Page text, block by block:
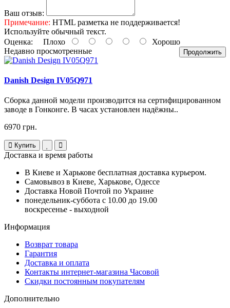
Ваш отзыв:
Примечание: HTML разметка не поддерживается!
Используйте обычный текст.
Оценка: Плохо Хорошо
Продолжить
Недавно просмотренные
Danish Design IV05Q971
Сборка данной модели производится на сертифицированном
заводе в Гонконге. В часах установлен надёжны..
6970 грн.
Купить
Доставка и время работы
В Киеве и Харькове бесплатная доставка курьером.
Самовывоз в Киеве, Харькове, Одессе
Доставка Новой Почтой по Украине
понедельник-суббота с 10.00 до 19.00
воскресенье - выходной
Информация
Возврат товара
Гарантия
Доставка и оплата
Контакты интернет-магазина Часовой
Скидки постоянным покупателям
Дополнительно